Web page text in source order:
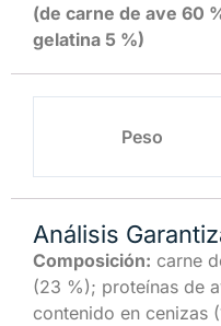
(de carne de ave 60
gelatina 5 %)
Peso
Análisis
Composición: carne
(23 %); proteínas de
contenido en cenizas